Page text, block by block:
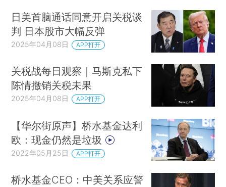
日美首脑通话同意开启关税谈
判 日本股市大幅反弹
2025年04月08日 APP打开
关税战每日观察｜马斯克私下
陈情撤销关税未果
2025年04月08日 APP打开
【华尔街原声】桥水基金达利
欧：现金仍然是垃圾
2022年05月25日 APP打开
桥水基金CEO：中美关系应警